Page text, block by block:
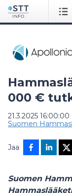
000 €
21.3.2025 16:00:00
Suomen
Jaa
Suomen